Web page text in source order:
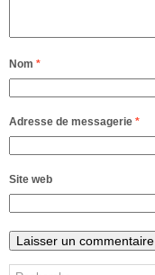
Nom *
Adresse de messagerie *
Site web